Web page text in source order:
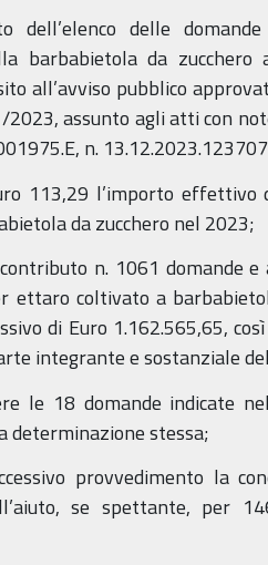
dell’elenco delle
barbabietola da zucchero
all’avviso pubblico
2023, assunto agli atti con
n.
113,29 l’importo effettivo
da zucchero nel 2023;
n. 1061 domande e
ettaro coltivato a
di Euro 1.162.565,65,
integrante e sostanziale
le 18 domande indicate
determinazione stessa;
provvedimento la
se spettante, per